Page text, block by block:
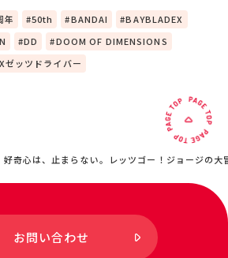
年 50th BANDAI
BAYBLADEX
DD
DOOM OF DIMENSIONS
ゼッツドライバー
好奇心は、止まらない。レッツゴー！ジョージの大
お問い合わせ